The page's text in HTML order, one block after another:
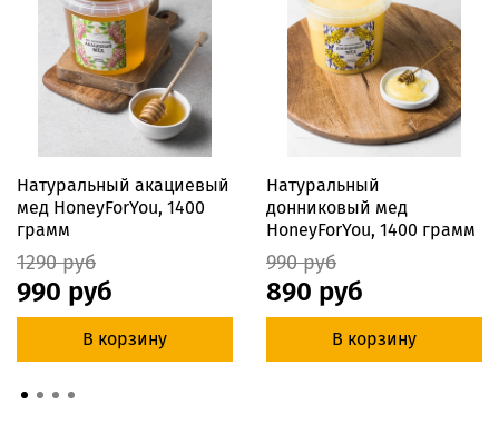
Натуральный акациевый
мед HoneyForYou, 1400
грамм
1290 руб
990 руб
В корзину
Натуральный
донниковый мед
HoneyForYou, 1400 грамм
990 руб
890 руб
В корзину